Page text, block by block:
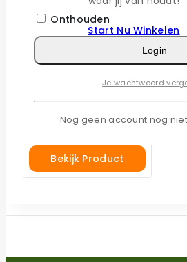
Perimeterdraad extra
sterk voor Fuxtec –
3,4 mm – 250 meter
Bekijk Product
Onthouden
Login
Je wachtwoord
Nog geen account nog
Start Nu Winkelen